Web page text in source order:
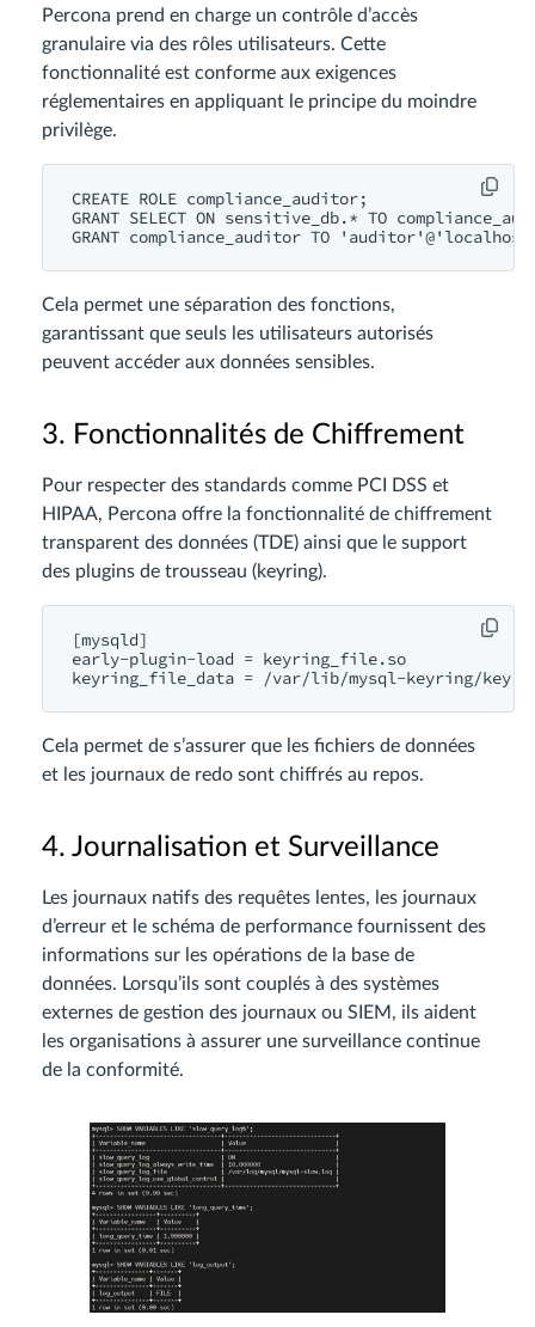
Percona prend en charge un contrôle d’accès
granulaire via des rôles utilisateurs. Cette
fonctionnalité est conforme aux exigences
réglementaires en appliquant le principe du moindre
privilège.
CREATE ROLE compliance_auditor;
GRANT SELECT ON sensitive_db.* TO
Cela permet une séparation des fonctions,
garantissant que seuls les utilisateurs autorisés
peuvent accéder aux données sensibles.
3. Fonctionnalités de Chiffrement
Pour respecter des standards comme PCI DSS et
HIPAA, Percona offre la fonctionnalité de chiffrement
transparent des données (TDE) ainsi que le support
des plugins de trousseau (keyring).
[mysqld]
early-plugin-load = keyring_file.so
Cela permet de s’assurer que les fichiers de données
et les journaux de redo sont chiffrés au repos.
4. Journalisation et Surveillance
Les journaux natifs des requêtes lentes, les journaux
d’erreur et le schéma de performance fournissent des
informations sur les opérations de la base de
données. Lorsqu’ils sont couplés à des systèmes
externes de gestion des journaux ou SIEM, ils aident
les organisations à assurer une surveillance continue
de la conformité.